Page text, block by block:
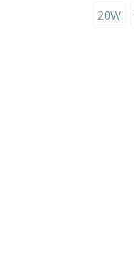
20W